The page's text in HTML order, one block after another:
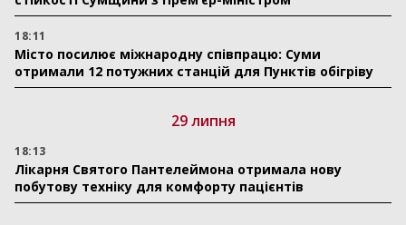
18:11
Місто посилює міжнародну співпрацю: Суми
отримали 12 потужних станцій для Пунктів обігріву
29 липня
18:13
Лікарня Святого Пантелеймона отримала нову
побутову техніку для комфорту пацієнтів